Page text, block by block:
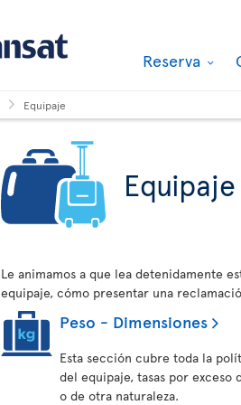
Reserva
Equipaje
Equipaje
Le animamos a que lea detenidamente
equipaje, cómo presentar una
Peso - Dimensiones
Esta sección cubre toda la
del equipaje, tasas por
o de otra naturaleza.